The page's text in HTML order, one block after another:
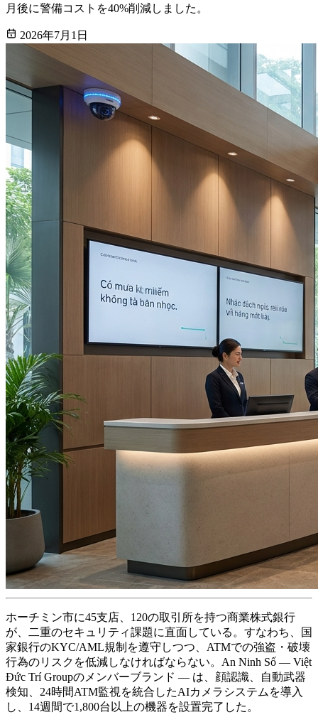
月後に警備コストを40%削減しました。
2026年7月1日
ホーチミン市に45支店、120の取引所を持つ商業株式銀行
が、二重のセキュリティ課題に直面している。すなわち、国
家銀行のKYC/AML規制を遵守しつつ、ATMでの強盗・破壊
行為のリスクを低減しなければならない。An Ninh Số — Việt
Đức Trí Groupのメンバーブランド — は、顔認識、自動武器
検知、24時間ATM監視を統合したAIカメラシステムを導入
し、14週間で1,800台以上の機器を設置完了した。